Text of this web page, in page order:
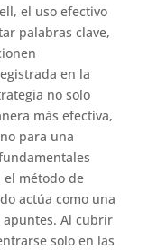
el uso efectivo
palabras clave,
en la
no solo
más efectiva,
para una
el método de
actúa como una
Al cubrir
solo en las